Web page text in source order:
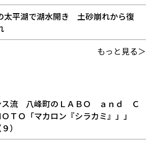
太平湖で湖水開き 土砂崩れから復
もっと見る＞
ス流 八峰町のＬＡＢＯ ａｎｄ Ｃ
ＴＯ「マカロン『シラカミ』」」
）